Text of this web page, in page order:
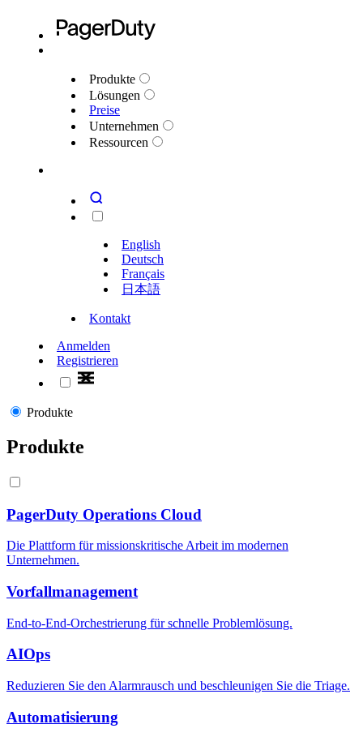
Produkte
Lösungen
Preise
Unternehmen
Ressourcen
English
Deutsch
Français
日本語
Kontakt
Anmelden
Registrieren
Produkte
Produkte
PagerDuty Operations Cloud
Die Plattform für missionskritische Arbeit im modernen
Unternehmen.
Vorfallmanagement
End-to-End-Orchestrierung für schnelle Problemlösung.
AIOps
Reduzieren Sie den Alarmrausch und beschleunigen Sie die Triage.
Automatisierung